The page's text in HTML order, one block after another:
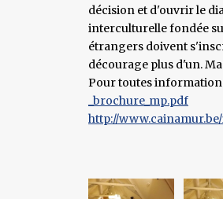
décision et d'ouvrir le
interculturelle fondée
étrangers doivent
décourage plus d'un.
Pour toutes
_brochure_mp.pdf
http://